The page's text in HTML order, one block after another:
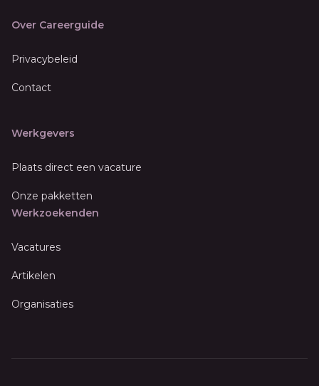
Over Careerguide
Privacybeleid
Contact
Werkgevers
Plaats direct een vacature
Onze pakketten
Werkzoekenden
Vacatures
Artikelen
Organisaties